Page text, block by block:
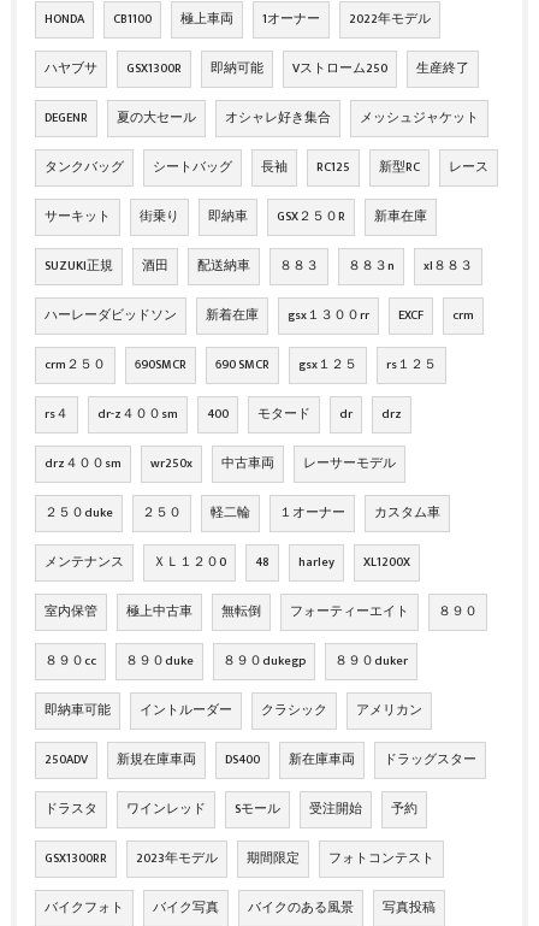
HONDA CB1100 極上車両 1オーナー 2022年モデル
ハヤブサ GSX1300R 即納可能 Vストローム250 生産終了
DEGENR 夏の大セール オシャレ好き集合 メッシュジャケット
タンクバッグ シートバッグ 長袖 RC125 新型RC レース
サーキット 街乗り 即納車 GSX２５０R 新車在庫
SUZUKI正規 酒田 配送納車 ８８３ ８８３n xl８８３
ハーレーダビッドソン 新着在庫 gsx１３００rr EXCF crm
crm２５０ 690SMCR 690 SMCR gsx１２５ rs１２５
rs４ dr-z４００sm 400 モタード dr drz
drz４００sm wr250x 中古車両 レーサーモデル
２５０duke ２５０ 軽二輪 １オーナー カスタム車
メンテナンス ＸＬ１２０0 48 harley XL1200X
室内保管 極上中古車 無転倒 フォーティーエイト ８９０
８９０cc ８９０duke ８９０dukegp ８９０duker
即納車可能 イントルーダー クラシック アメリカン
250ADV 新規在庫車両 DS400 新在庫車両 ドラッグスター
ドラスタ ワインレッド Sモール 受注開始 予約
GSX1300RR 2023年モデル 期間限定 フォトコンテスト
バイクフォト バイク写真 バイクのある風景 写真投稿